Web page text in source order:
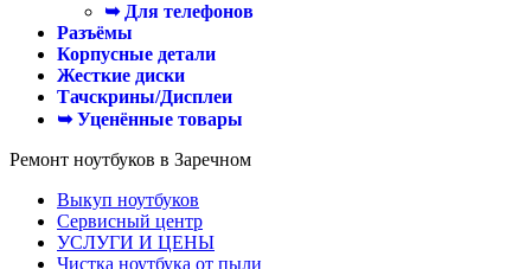
➥ Для телефонов
Разъёмы
Корпусные детали
Жесткие диски
Тачскрины/Дисплеи
➥ Уценённые товары
Ремонт ноутбуков в Заречном
Выкуп ноутбуков
Сервисный центр
УСЛУГИ И ЦЕНЫ
Чистка ноутбука от пыли